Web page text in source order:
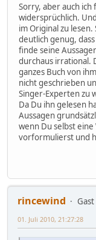
Sorry, aber auch
widersprüchlich.
im Original zu
deutlich genug,
finde seine
durchaus irrational.
ganzes Buch von
nicht geschrieben
Singer-Experten zu
Da Du ihn gelesen
Aussagen
wenn Du selbst
vorformulierst und
rincewind
Gast
01. Juli 2010, 21:27:28